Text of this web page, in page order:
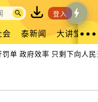
登入
会 泰新闻 大讲堂
政府效率 只剩下向人民开